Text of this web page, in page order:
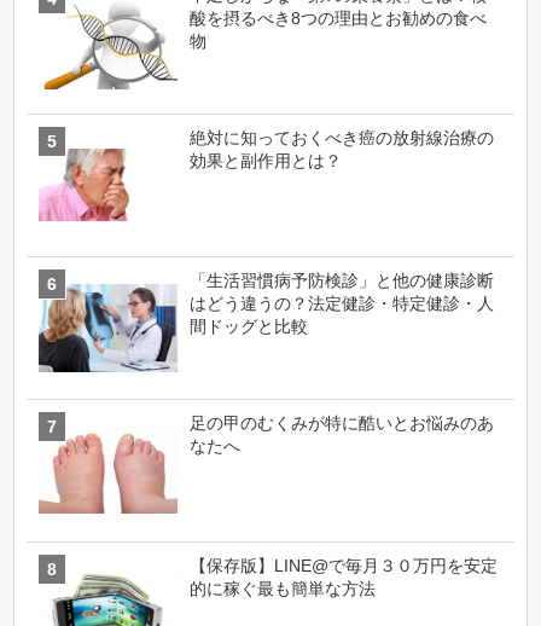
酸を摂るべき8つの理由とお勧めの食べ
物
絶対に知っておくべき癌の放射線治療の
効果と副作用とは？
「生活習慣病予防検診」と他の健康診断
はどう違うの？法定健診・特定健診・人
間ドッグと比較
足の甲のむくみが特に酷いとお悩みのあ
なたへ
【保存版】LINE@で毎月３０万円を安定
的に稼ぐ最も簡単な方法